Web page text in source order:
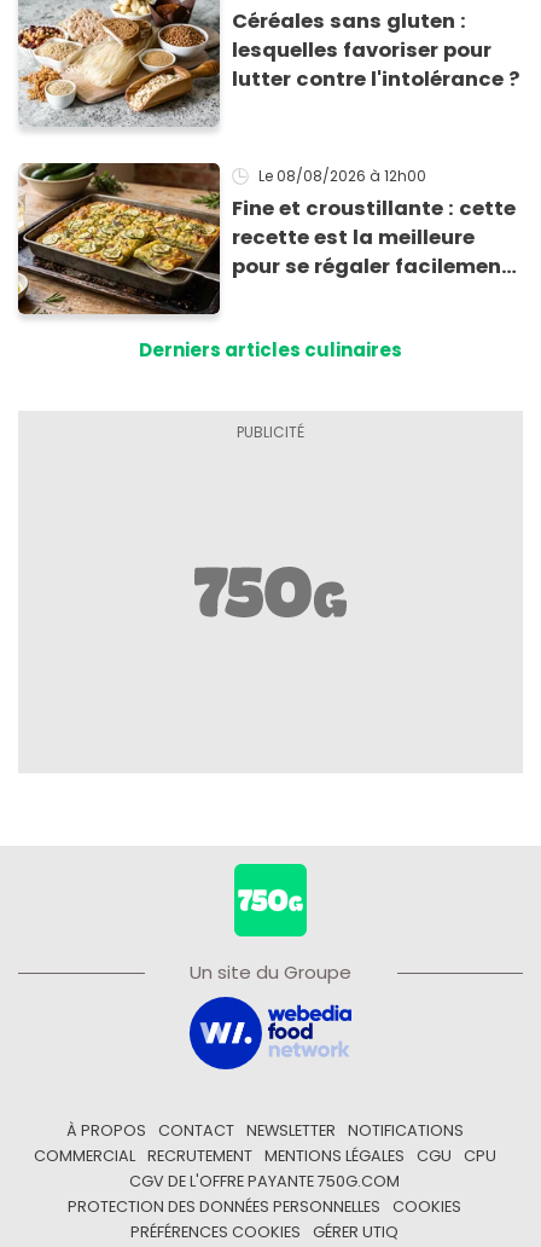
Céréales sans gluten :
lesquelles favoriser pour
lutter contre l'intolérance ?
Le 08/08/2026 à 12h00
Fine et croustillante : cette
recette est la meilleure
pour se régaler facilement
Derniers articles culinaires
Un site du Groupe
À PROPOS CONTACT NEWSLETTER
NOTIFICATIONS
COMMERCIAL
RECRUTEMENT MENTIONS LÉGALES CGU
CPU
CGV DE L'OFFRE PAYANTE 750G.COM
PROTECTION DES DONNÉES PERSONNELLES
COOKIES
PRÉFÉRENCES COOKIES
GÉRER UTIQ